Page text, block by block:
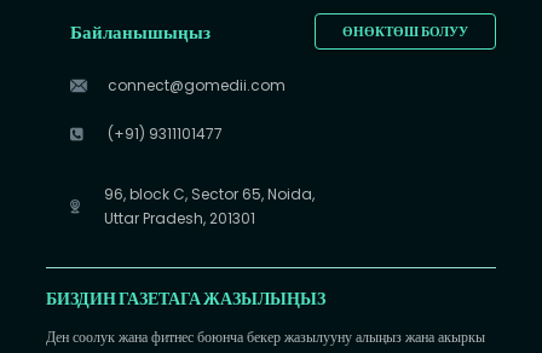
ӨНӨКТӨШ БОЛУУ
Байланышыңыз
connect@gomedii.com
(+91) 9311101477
96, block C, Sector 65, Noida,
Uttar Pradesh, 201301
БИЗДИН ГАЗЕТАГА ЖАЗЫЛЫҢЫЗ
Ден соолук жана фитнес боюнча бекер жазылууну алыңыз жана акыркы